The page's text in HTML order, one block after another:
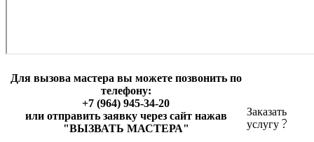
Для вызова мастера вы можете позвонить по
телефону:
+7 (964) 945-34-20
или отправить заявку через сайт нажав
"ВЫЗВАТЬ МАСТЕРА"
Заказать
услугу